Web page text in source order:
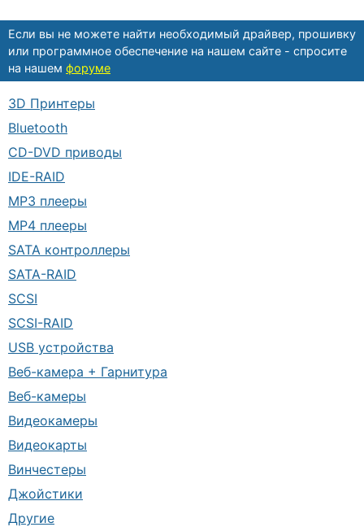
Если вы не можете найти необходимый драйвер, прошивку
или программное обеспечение на нашем сайте - спросите
на нашем форуме
3D Принтеры
Bluetooth
CD-DVD приводы
IDE-RAID
MP3 плееры
MP4 плееры
SATA контроллеры
SATA-RAID
SCSI
SCSI-RAID
USB устройства
Веб-камера + Гарнитура
Веб-камеры
Видеокамеры
Видеокарты
Винчестеры
Джойстики
Другие